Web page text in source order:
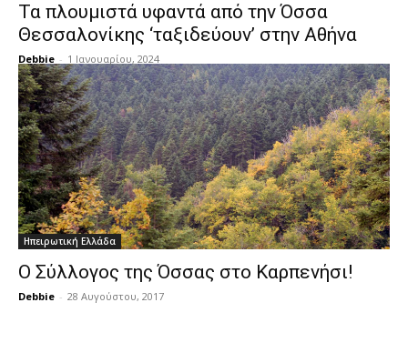
Τα πλουμιστά υφαντά από την Όσσα
Θεσσαλονίκης ‘ταξιδεύουν’ στην Αθήνα
Debbie - 1 Ιανουαρίου, 2024
Ηπειρωτική Ελλάδα
Ο Σύλλογος της Όσσας στο Καρπενήσι!
Debbie - 28 Αυγούστου, 2017